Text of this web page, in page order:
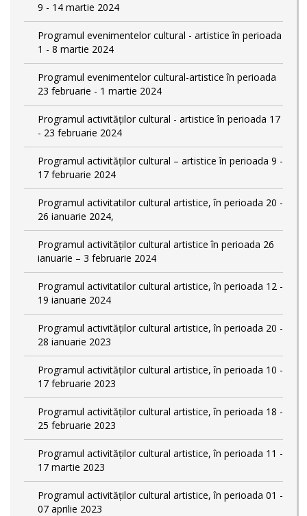
9 - 14 martie 2024
Programul evenimentelor cultural - artistice în perioada
1 - 8 martie 2024
Programul evenimentelor cultural-artistice în perioada
23 februarie - 1 martie 2024
Programul activităților cultural - artistice în perioada 17
- 23 februarie 2024
Programul activităților cultural – artistice în perioada 9 -
17 februarie 2024
Programul activitatilor cultural artistice, în perioada 20 -
26 ianuarie 2024,
Programul activităților cultural artistice în perioada 26
ianuarie – 3 februarie 2024
Programul activitatilor cultural artistice, în perioada 12 -
19 ianuarie 2024
Programul activităților cultural artistice, în perioada 20 -
28 ianuarie 2023
Programul activităților cultural artistice, în perioada 10 -
17 februarie 2023
Programul activităților cultural artistice, în perioada 18 -
25 februarie 2023
Programul activităților cultural artistice, în perioada 11 -
17 martie 2023
Programul activităților cultural artistice, în perioada 01 -
07 aprilie 2023